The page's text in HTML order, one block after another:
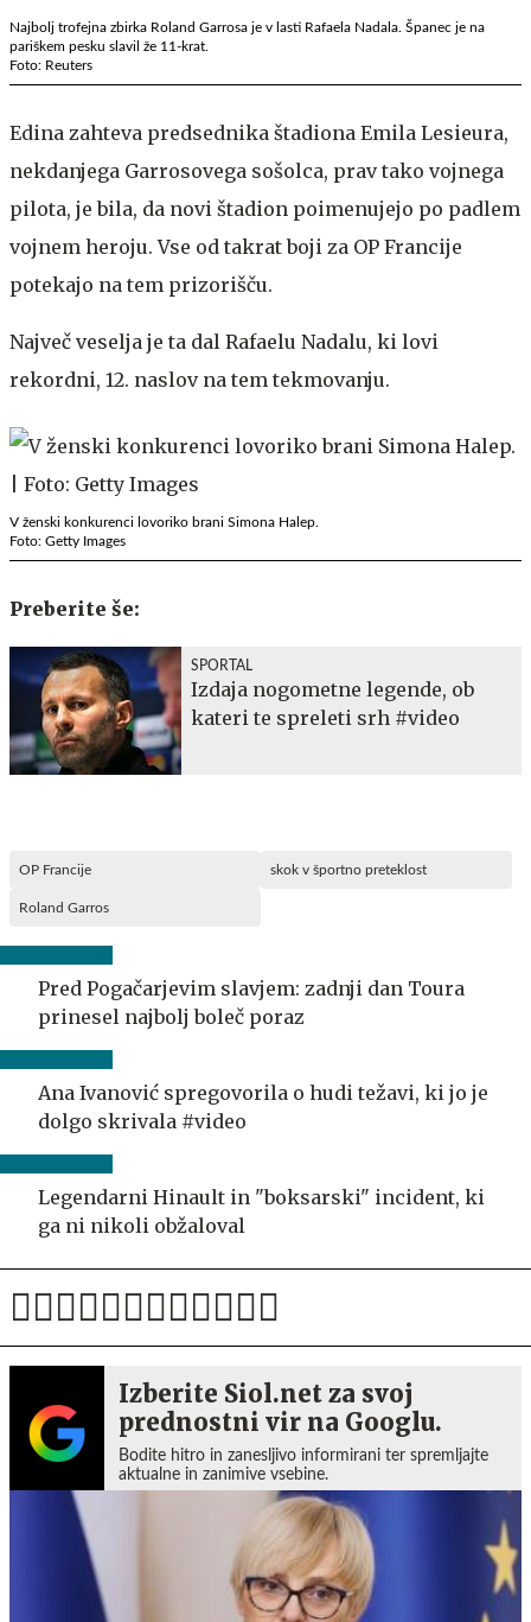
Najbolj trofejna zbirka Roland Garrosa je v lasti Rafaela Nadala. Španec je na
pariškem pesku slavil že 11-krat.
Foto: Reuters
Edina zahteva predsednika štadiona Emila Lesieura,
nekdanjega Garrosovega sošolca, prav tako vojnega
pilota, je bila, da novi štadion poimenujejo po padlem
vojnem heroju. Vse od takrat boji za OP Francije
potekajo na tem prizorišču.
Največ veselja je ta dal Rafaelu Nadalu, ki lovi
rekordni, 12. naslov na tem tekmovanju.
V ženski konkurenci lovoriko brani Simona Halep.
Foto: Getty Images
Preberite še:
SPORTAL
Izdaja nogometne legende, ob
kateri te spreleti srh #video
OP Francije skok v športno preteklost
Roland Garros
Pred Pogačarjevim slavjem: zadnji dan Toura
prinesel najbolj boleč poraz
Ana Ivanović spregovorila o hudi težavi, ki jo je
dolgo skrivala #video
Legendarni Hinault in "boksarski" incident, ki
ga ni nikoli obžaloval
Izberite Siol.net za svoj
prednostni vir na Googlu.
Bodite hitro in zanesljivo informirani ter spremljajte
aktualne in zanimive vsebine.